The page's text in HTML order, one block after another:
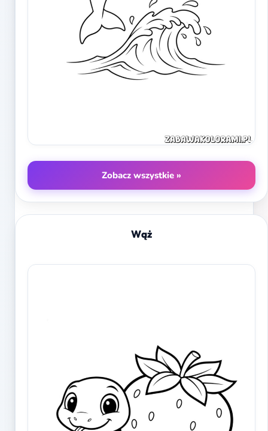
Zobacz wszystkie »
Wąż